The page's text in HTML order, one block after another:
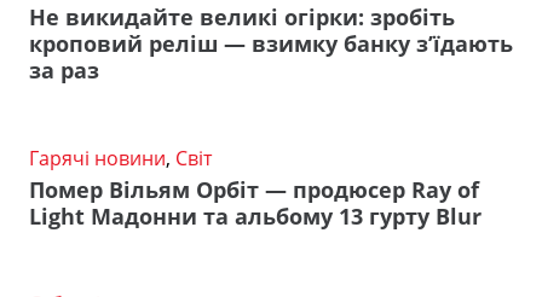
Не викидайте великі огірки: зробіть
кроповий реліш — взимку банку з’їдають
за раз
Гарячі новини, Світ
Помер Вільям Орбіт — продюсер Ray of
Light Мадонни та альбому 13 гурту Blur